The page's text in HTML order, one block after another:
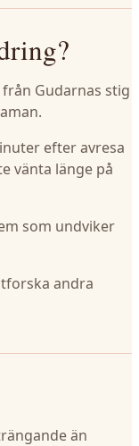
Gudarnas stig
efter avresa
vänta länge på
som undviker
andra
än